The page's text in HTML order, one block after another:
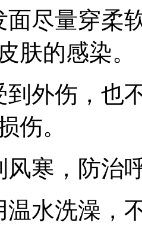
面尽量穿柔
肤的感染。
到外伤，也
伤。
风寒，防治
温水洗澡，